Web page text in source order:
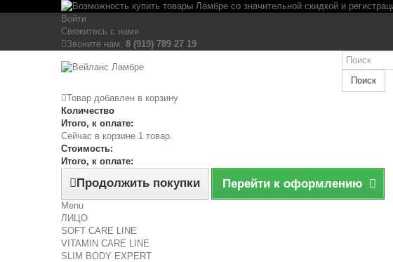
Войти
Свяжитесь с нами
Звоните нам: 8 (919) 789 27 19
Поиск
Товар добавлен в корзину
Количество
Итого, к оплате:
Сейчас в корзине 1 товар.
Стоимость:
Итого, к оплате:
Продолжить покупки Перейти к оформлению
Menu
ЛИЦО
SOFT CARE LINE
VITAMIN CARE LINE
SLIM BODY EXPERT